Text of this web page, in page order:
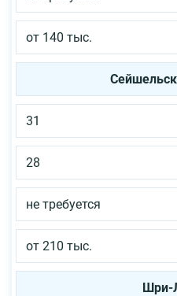
от 140 тыс.
31
28
не требуется
от 210 тыс.
Шри-